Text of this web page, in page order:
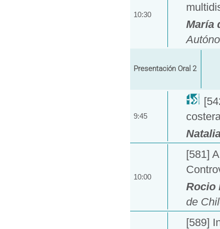
10:30
María
Presentación Oral 2
9:45
10:00
[581]
Rocio
de
[589]